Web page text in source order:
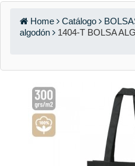
Home Catálogo
algodón
1404-T BOLSA